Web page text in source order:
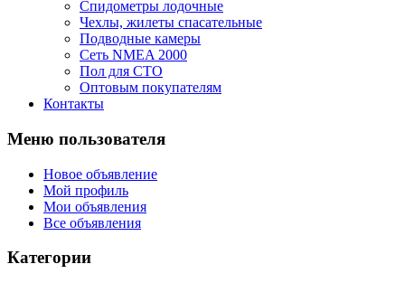
Спидометры лодочные
Чехлы, жилеты спасательные
Подводные камеры
Сеть NMEA 2000
Пол для СТО
Оптовым покупателям
Контакты
Меню пользователя
Новое объявление
Мой профиль
Мои объявления
Все объявления
Категории